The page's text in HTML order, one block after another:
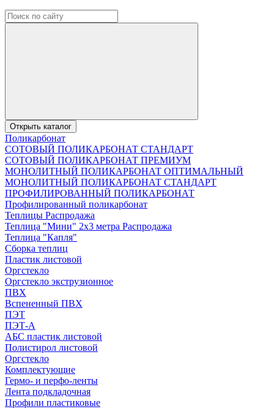
Открыть каталог
Поликарбонат
СОТОВЫЙ ПОЛИКАРБОНАТ СТАНДАРТ
СОТОВЫЙ ПОЛИКАРБОНАТ ПРЕМИУМ
МОНОЛИТНЫЙ ПОЛИКАРБОНАТ ОПТИМАЛЬНЫЙ
МОНОЛИТНЫЙ ПОЛИКАРБОНАТ СТАНДАРТ
ПРОФИЛИРОВАННЫЙ ПОЛИКАРБОНАТ
Профилированный поликарбонат
Теплицы Распродажа
Теплица "Мини" 2х3 метра Распродажа
Теплица "Капля"
Сборка теплиц
Пластик листовой
Оргстекло
Оргстекло экструзионное
ПВХ
Вспененный ПВХ
ПЭТ
ПЭТ-А
АБС пластик листовой
Полистирол листовой
Оргстекло
Комплектующие
Гермо- и перфо-ленты
Лента подкладочная
Профили пластиковые